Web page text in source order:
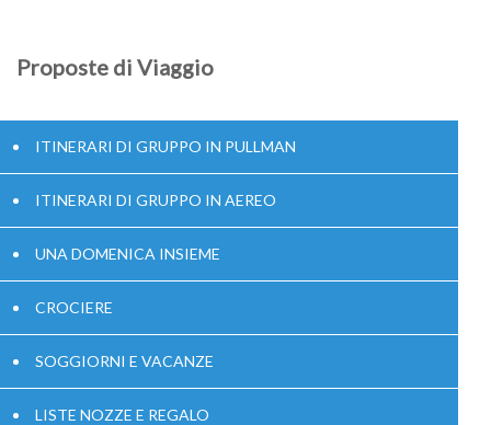
Proposte di Viaggio
ITINERARI DI GRUPPO IN PULLMAN
ITINERARI DI GRUPPO IN AEREO
UNA DOMENICA INSIEME
CROCIERE
SOGGIORNI E VACANZE
LISTE NOZZE E REGALO